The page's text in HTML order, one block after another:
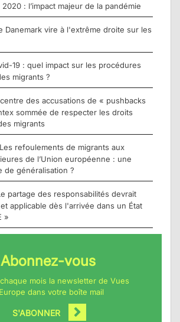
: l’impact majeur de la pandémie
Danemark vire à l'extrême droite sur les
19 : quel impact sur les procédures
migrants ?
des accusations de « pushbacks
sommée de respecter les droits
migrants
Les refoulements de migrants aux
de l’Union européenne : une
de généralisation ?
partage des responsabilités devrait
applicable dès l'arrivée dans un État
»
Abonnez-vous
mois la newsletter de Vues
dans votre boîte mail
S'ABONNER